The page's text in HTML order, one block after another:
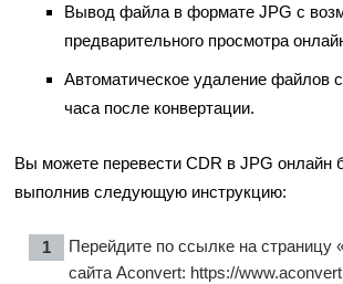
Вывод файла в формате JPG с
предварительного просмотра
Автоматическое удаление файлов
часа после конвертации.
Вы можете перевести CDR в JPG онлайн
выполнив следующую инструкцию:
Перейдите по ссылке на страницу
сайта Aconvert: https://